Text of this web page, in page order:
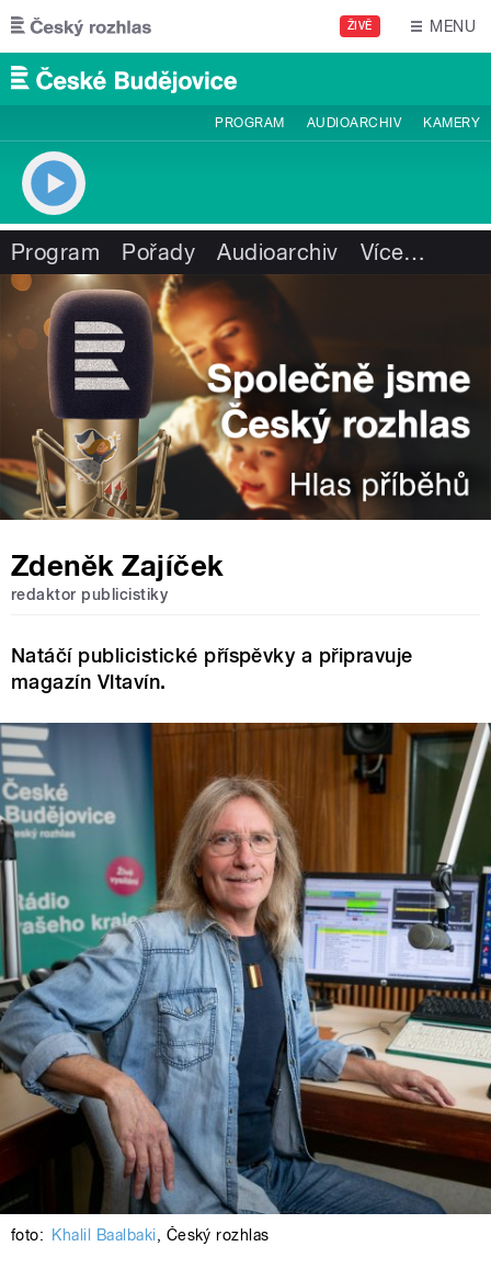
Přejít k hlavnímu obsahu
ŽIVĚ MENU
PROGRAM AUDIOARCHIV KAMERY
Program Pořady Audioarchiv Více…
Zdeněk Zajíček
redaktor publicistiky
Natáčí publicistické příspěvky a připravuje
magazín Vltavín.
foto: Khalil Baalbaki, Český rozhlas